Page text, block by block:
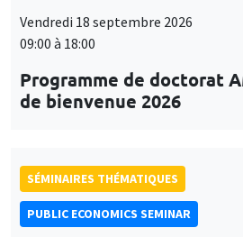
Vendredi 18 septembre 2026
09:00 à 18:00
Programme de doctorat
de bienvenue 2026
SÉMINAIRES THÉMATIQUES
PUBLIC ECONOMICS SEMINAR